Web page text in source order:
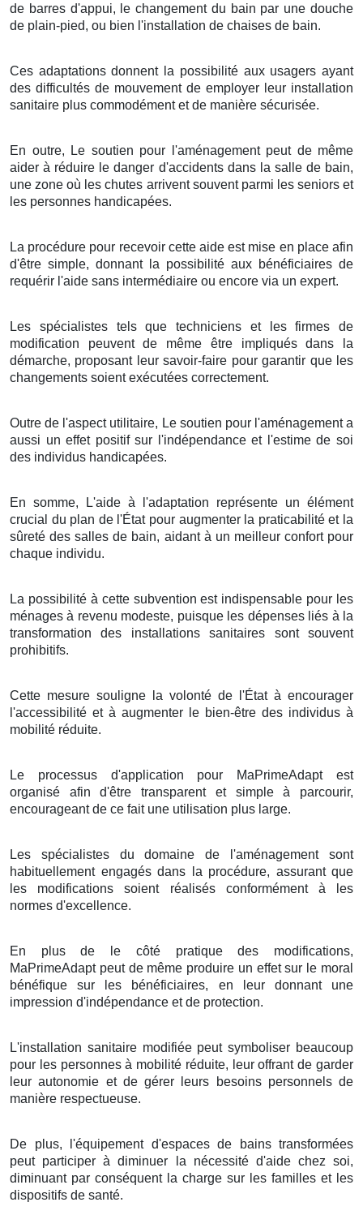
de barres d'appui, le changement du bain par une douche
de plain-pied, ou bien l'installation de chaises de bain.
Ces adaptations donnent la possibilité aux usagers ayant
des difficultés de mouvement de employer leur installation
sanitaire plus commodément et de manière sécurisée.
En outre, Le soutien pour l'aménagement peut de même
aider à réduire le danger d'accidents dans la salle de bain,
une zone où les chutes arrivent souvent parmi les seniors et
les personnes handicapées.
La procédure pour recevoir cette aide est mise en place afin
d'être simple, donnant la possibilité aux bénéficiaires de
requérir l'aide sans intermédiaire ou encore via un expert.
Les spécialistes tels que techniciens et les firmes de
modification peuvent de même être impliqués dans la
démarche, proposant leur savoir-faire pour garantir que les
changements soient exécutées correctement.
Outre de l'aspect utilitaire, Le soutien pour l'aménagement a
aussi un effet positif sur l'indépendance et l'estime de soi
des individus handicapées.
En somme, L'aide à l'adaptation représente un élément
crucial du plan de l'État pour augmenter la praticabilité et la
sûreté des salles de bain, aidant à un meilleur confort pour
chaque individu.
La possibilité à cette subvention est indispensable pour les
ménages à revenu modeste, puisque les dépenses liés à la
transformation des installations sanitaires sont souvent
prohibitifs.
Cette mesure souligne la volonté de l'État à encourager
l'accessibilité et à augmenter le bien-être des individus à
mobilité réduite.
Le processus d'application pour MaPrimeAdapt est
organisé afin d'être transparent et simple à parcourir,
encourageant de ce fait une utilisation plus large.
Les spécialistes du domaine de l'aménagement sont
habituellement engagés dans la procédure, assurant que
les modifications soient réalisés conformément à les
normes d'excellence.
En plus de le côté pratique des modifications,
MaPrimeAdapt peut de même produire un effet sur le moral
bénéfique sur les bénéficiaires, en leur donnant une
impression d'indépendance et de protection.
L'installation sanitaire modifiée peut symboliser beaucoup
pour les personnes à mobilité réduite, leur offrant de garder
leur autonomie et de gérer leurs besoins personnels de
manière respectueuse.
De plus, l'équipement d'espaces de bains transformées
peut participer à diminuer la nécessité d'aide chez soi,
diminuant par conséquent la charge sur les familles et les
dispositifs de santé.